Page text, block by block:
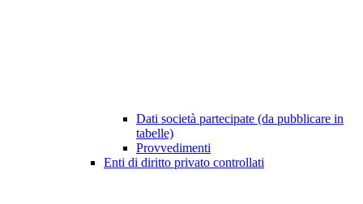
Dati società partecipate (da pubblicare in
tabelle)
Provvedimenti
Enti di diritto privato controllati